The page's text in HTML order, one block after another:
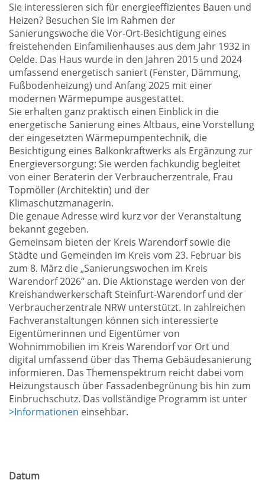
Sie interessieren sich für energieeffizientes Bauen und
Heizen? Besuchen Sie im Rahmen der
Sanierungswoche die Vor-Ort-Besichtigung eines
freistehenden Einfamilienhauses aus dem Jahr 1932 in
Oelde. Das Haus wurde in den Jahren 2015 und 2024
umfassend energetisch saniert (Fenster, Dämmung,
Fußbodenheizung) und Anfang 2025 mit einer
modernen Wärmepumpe ausgestattet.
Sie erhalten ganz praktisch einen Einblick in die
energetische Sanierung eines Altbaus, eine Vorstellung
der eingesetzten Wärmepumpentechnik, die
Besichtigung eines Balkonkraftwerks als Ergänzung zur
Energieversorgung: Sie werden fachkundig begleitet
von einer Beraterin der Verbraucherzentrale, Frau
Topmöller (Architektin) und der
Klimaschutzmanagerin.
Die genaue Adresse wird kurz vor der Veranstaltung
bekannt gegeben.
Gemeinsam bieten der Kreis Warendorf sowie die
Städte und Gemeinden im Kreis vom 23. Februar bis
zum 8. März die „Sanierungswochen im Kreis
Warendorf 2026“ an. Die Aktionstage werden von der
Kreishandwerkerschaft Steinfurt-Warendorf und der
Verbraucherzentrale NRW unterstützt. In zahlreichen
Fachveranstaltungen können sich interessierte
Eigentümerinnen und Eigentümer von
Wohnimmobilien im Kreis Warendorf vor Ort und
digital umfassend über das Thema Gebäudesanierung
informieren. Das Themenspektrum reicht dabei vom
Heizungstausch über Fassadenbegrünung bis hin zum
Einbruchschutz. Das vollständige Programm ist unter
>Informationen einsehbar.
Datum